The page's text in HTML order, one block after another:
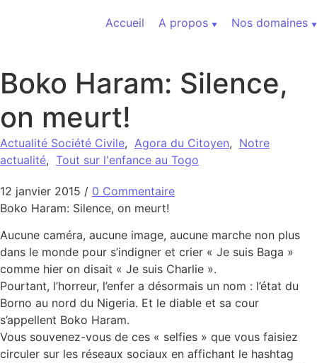
Accueil
A propos Nos domaines
Boko Haram: Silence,
on meurt!
Actualité Société Civile, Agora du Citoyen, Notre
actualité, Tout sur l'enfance au Togo
12 janvier 2015 / 0 Commentaire
Boko Haram: Silence, on meurt!
Aucune caméra, aucune image, aucune marche non plus
dans le monde pour s’indigner et crier « Je suis Baga »
comme hier on disait « Je suis Charlie ».
Pourtant, l’horreur, l’enfer a désormais un nom : l’état du
Borno au nord du Nigeria. Et le diable et sa cour
s’appellent Boko Haram.
Vous souvenez-vous de ces « selfies » que vous faisiez
circuler sur les réseaux sociaux en affichant le hashtag